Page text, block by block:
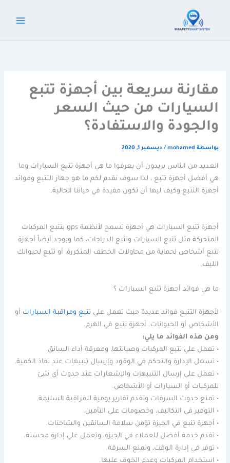
المحتوى
مقارنة سريعة بين أجهزة تتبع
السيارات من حيث السعر
والجودة والاستفادة؟
بواسطة mohamed
/ ديسمبر 1, 2020
العديد من الناس يريدون أن يعرفوا ما هي أجهزة تتبع السيارات وما
هي أفضل أجهزة تتبع ، لذا سوف نقدم لكم ما هو جهاز التتبع وفوائد
أجهزة التتبع وكيف ليها أن تكون مفيدة في حياتنا الحالية.
أجهزة تتبع السيارات هي أجهزة تسمح لأنظمة gps بتتبع المركبات
المتحركة مثل تتبع السيارات وتتبع الدراجات، كما ويوجد أيضاً أجهزة
تتبع أشخاص لحماية من محاولات الخطف المتكررة، أو تتبع لحيوانك
الليف.
ما هي فوائد أجهزة تتبع السيارات ؟
لأجهزة التتبع فوائد عديدة حيث تعمل علي تتبع ومراقبة السيارات أو
الأشخاص أو الحيوانات. أجهزة تتبع في الهرم.
ومن هذه الفوائد ما يلي:
• تعمل علي تتبع المركبات وصيانتها، ومعرفة أداء السائق.
• تسهل الإدارة والتحكم في الوقود وإرسال تنبيهات عند نفاذ الكمية.
• تعمل علي إرسال التنبيهات والإشعارات عند حدوث أي شئ
للمركبات أو السيارات أو الأشخاص.
• تمنع حدوث السرقات وتقدم تقارير يومية للمراقبة السليمة.
• التوفير في التكاليف، وخصومات على التأمين.
• أجهزة تتبع في الجيزة تؤمن سلامة السائقين والشاحنات.
• تقدم خدمة أفضل للعملاء في الجيزة، وتعمل علي إدارة محسنة.
• توفر في إدارة الوقت، وتمنع السرقة.
• استخدام المركبات وعدم الخوف عليها.